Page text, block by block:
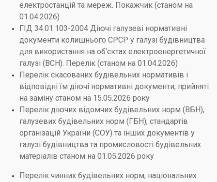
електростанцій та мереж. Покажчик (станом на
01.04.2026)
ГІД 34.01.103-2004 Діючі галузеві нормативні
документи колишнього СРСР у галузі будівництва
для використання на об’єктах електроенергетичної
галузі (ВСН). Перелік (станом на 01.04.2026)
Перелік скасованих будівельних нормативів і
відповідні їм діючі нормативні документи, прийняті
на заміну станом на 15.05.2026 року
Перелік діючих відомчих будівельних норм (ВБН),
галузевих будівельних норм (ГБН), стандартів
організацій України (СОУ) та інших документів у
галузі будівництва та промисловості будівельних
матеріалів станом на 01.05.2026 року
Перелік чинних будівельних норм, національних